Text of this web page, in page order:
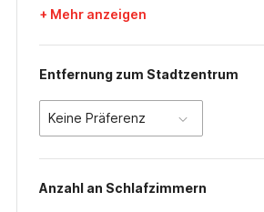
+ Mehr anzeigen
Entfernung zum Stadtzentrum
Keine Präferenz
Anzahl an Schlafzimmern